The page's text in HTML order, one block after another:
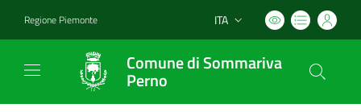
Regione Piemonte Lingua attiva:
ITA
Comune di Sommariva
Perno